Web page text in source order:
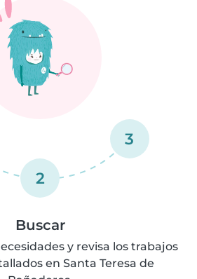
2
3
Buscar
y revisa los trabajos
en Santa Teresa de